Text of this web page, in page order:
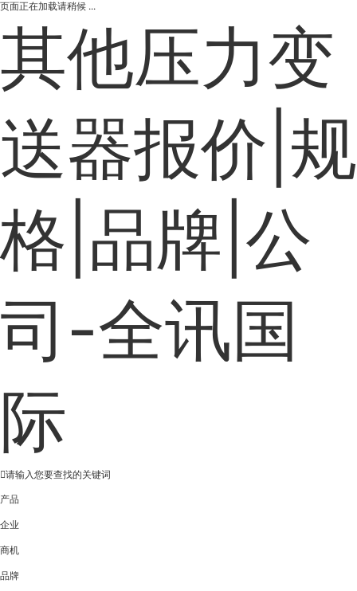
页面正在加载请稍候 ...
其他压力变
送器报价|规
格|品牌|公
司-全讯国
际
产品
企业
商机
品牌